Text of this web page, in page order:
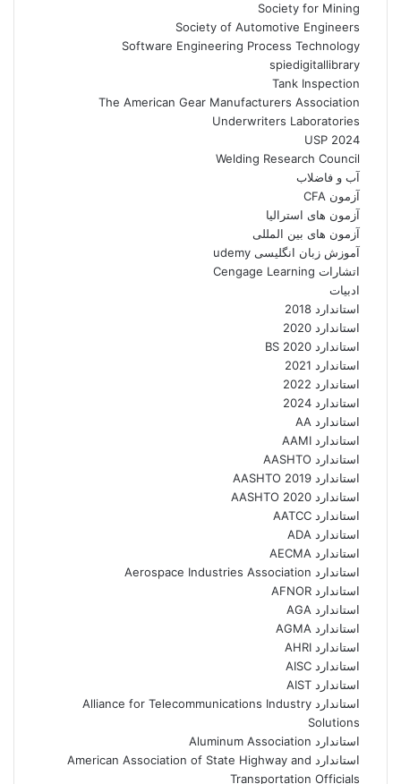
Society for Mining
Society of Automotive Engineers
Software Engineering Process Technology
spiedigitallibrary
Tank Inspection
The American Gear Manufacturers Association
Underwriters Laboratories
USP 2024
Welding Research Council
آب و فاضلاب
آزمون CFA
آزمون های استرالیا
آزمون های بین المللی
آموزش زبان انگلیسی udemy
اتشارات Cengage Learning
ادبیات
استاندارد 2018
استاندارد 2020
استاندارد 2020 BS
استاندارد 2021
استاندارد 2022
استاندارد 2024
استاندارد AA
استاندارد AAMI
استاندارد AASHTO
استاندارد AASHTO 2019
استاندارد AASHTO 2020
استاندارد AATCC
استاندارد ADA
استاندارد AECMA
استاندارد Aerospace Industries Association
استاندارد AFNOR
استاندارد AGA
استاندارد AGMA
استاندارد AHRI
استاندارد AISC
استاندارد AIST
استاندارد Alliance for Telecommunications Industry
Solutions
استاندارد Aluminum Association
استاندارد American Association of State Highway and
Transportation Officials